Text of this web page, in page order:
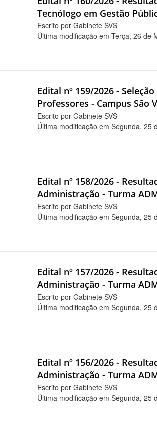
Tecnólogo em Gestão
Escrito por Gabinete SVS
Última modificação em Terça, 26 de
Edital nº 159/2026 -
Professores - Campus São
Escrito por Gabinete SVS
Última modificação em Segunda, 25
Edital nº 158/2026 -
Administração - Turma
Escrito por Gabinete SVS
Última modificação em Segunda, 25
Edital nº 157/2026 -
Administração - Turma
Escrito por Gabinete SVS
Última modificação em Segunda, 25
Edital nº 156/2026 -
Administração - Turma
Escrito por Gabinete SVS
Última modificação em Segunda, 25